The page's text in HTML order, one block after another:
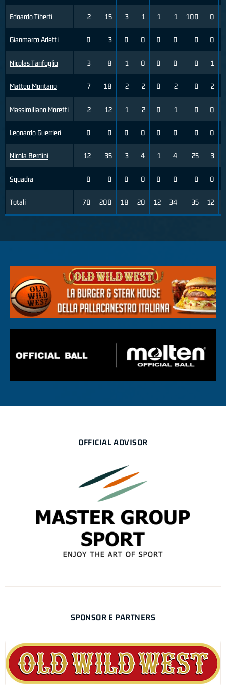
Edoardo Tiberti
Gianmarco Arletti
Nicolas Tanfoglio
Matteo Montano
Massimiliano Moretti
Leonardo Guerrieri
Nicola Berdini
Squadra
Totali
2 15 3 1 1 1 100 0
0 3 0 0 0 0 0 0
3 8 1 0 0 0 0 1
7 18 2 2 0 2 0 2
2 12 1 2 0 1 0 0
0 0 0 0 0 0 0 0
12 35 3 4 1 4 25 3
0 0 0 0 0 0 0 0
70 200 18 20 12 34 35 12
OFFICIAL ADVISOR
SPONSOR E PARTNERS